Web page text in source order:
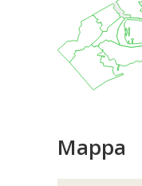
Mappa